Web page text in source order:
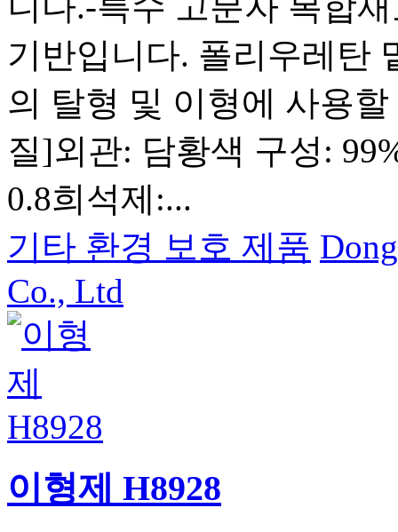
기반입니다. 폴리우레탄
의 탈형 및 이형에 사용
질]외관: 담황색 구성:
0.8희석제:...
기타 환경 보호 제품
Co., Ltd
이형제 H8928